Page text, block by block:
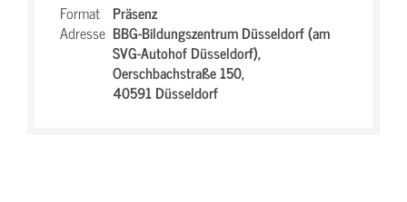
Format Präsenz
Adresse BBG-Bildungszentrum Düsseldorf (am
SVG-Autohof Düsseldorf),
Oerschbachstraße 150,
40591 Düsseldorf